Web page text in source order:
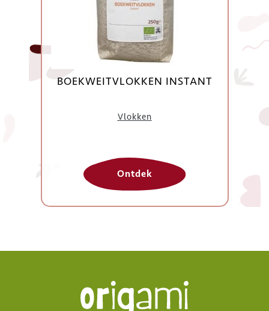
BOEKWEITVLOKKEN INSTANT
Vlokken
Ontdek